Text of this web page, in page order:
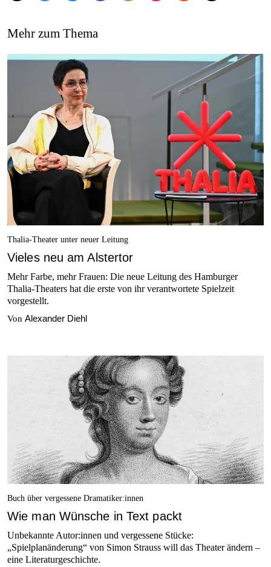
Mehr zum Thema
Thalia-Theater unter neuer Leitung
Vieles neu am Alstertor
Mehr Farbe, mehr Frauen: Die neue Leitung des Hamburger
Thalia-Theaters hat die erste von ihr verantwortete Spielzeit
vorgestellt.
Von Alexander Diehl
Buch über vergessene Dramatiker:innen
Wie man Wünsche in Text packt
Unbekannte Autor:innen und vergessene Stücke:
„Spielplanänderung“ von Simon Strauss will das Theater ändern –
eine Literaturgeschichte.